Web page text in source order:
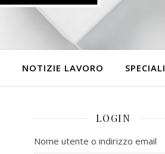
NOTIZIE LAVORO SPECIALI
LOGIN
Nome utente o indirizzo email